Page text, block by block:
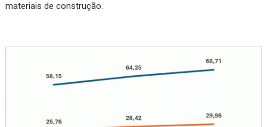
materiais de construção.